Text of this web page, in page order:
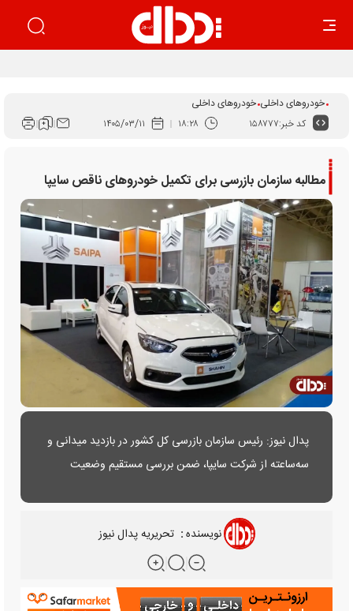
خودروهای داخلی خودروهای داخلی
کد خبر:۱۵۸۷۷۷ ۱۸:۲۸ ۱۴۰۵/۰۳/۱۱
مطالبه سازمان بازرسی برای تکمیل خودرو‌های ناقص سایپا
پدال نیوز: رئیس سازمان بازرسی کل کشور در بازدید میدانی و
سه‌ساعته از شرکت سایپا، ضمن بررسی مستقیم وضعیت
نویسنده: تحریریه پدال نیوز